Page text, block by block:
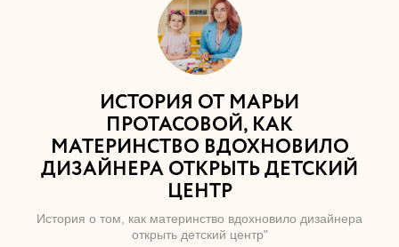
ИСТОРИЯ ОТ МАРЬИ
ПРОТАСОВОЙ, КАК
МАТЕРИНСТВО ВДОХНОВИЛО
ДИЗАЙНЕРА ОТКРЫТЬ ДЕТСКИЙ
ЦЕНТР
История о том, как материнство вдохновило дизайнера
открыть детский центр"